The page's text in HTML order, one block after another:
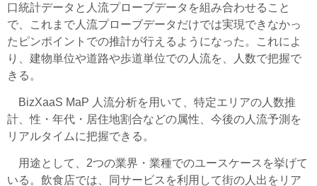
口統計データと人流プローブデータを組み合わせること
で、これまで人流プローブデータだけでは実現できなかっ
たピンポイントでの推計が行えるようになった。これによ
り、建物単位や道路や歩道単位での人流を、人数で把握で
きる。
BizXaaS MaP 人流分析を用いて、特定エリアの人数推
計、性・年代・居住地割合などの属性、今後の人流予測を
リアルタイムに把握できる。
用途として、2つの業界・業種でのユースケースを挙げて
いる。飲食店では、同サービスを利用して街の人出をリア